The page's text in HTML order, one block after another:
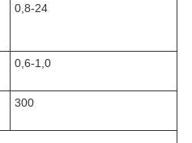
0,8-24
0,6-1,0
300